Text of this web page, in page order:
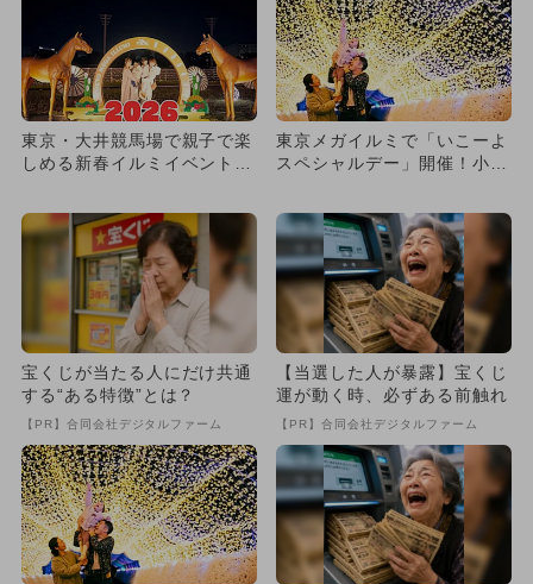
東京・大井競馬場で親子で楽
しめる新春イルミイベント開
東京メガイルミで「いこーよ
スペシャルデー」開催！小学
宝くじが当たる人にだけ共通
する“ある特徴”とは？
【PR】合同会社デジタルファーム
【当選した人が暴露】宝くじ
運が動く時、必ずある前触れ
【PR】合同会社デジタルファーム